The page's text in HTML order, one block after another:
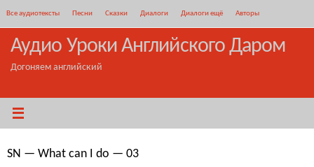
содержимому
Все аудиотексты Песни Сказки Диалоги Диалоги ещё Авторы
Аудио Уроки Английского Даром
Догоняем английский
SN — What can I do — 03